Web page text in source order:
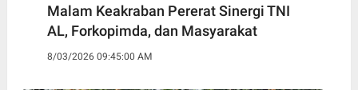
Malam Keakraban Pererat Sinergi TNI
AL, Forkopimda, dan Masyarakat
8/03/2026 09:45:00 AM